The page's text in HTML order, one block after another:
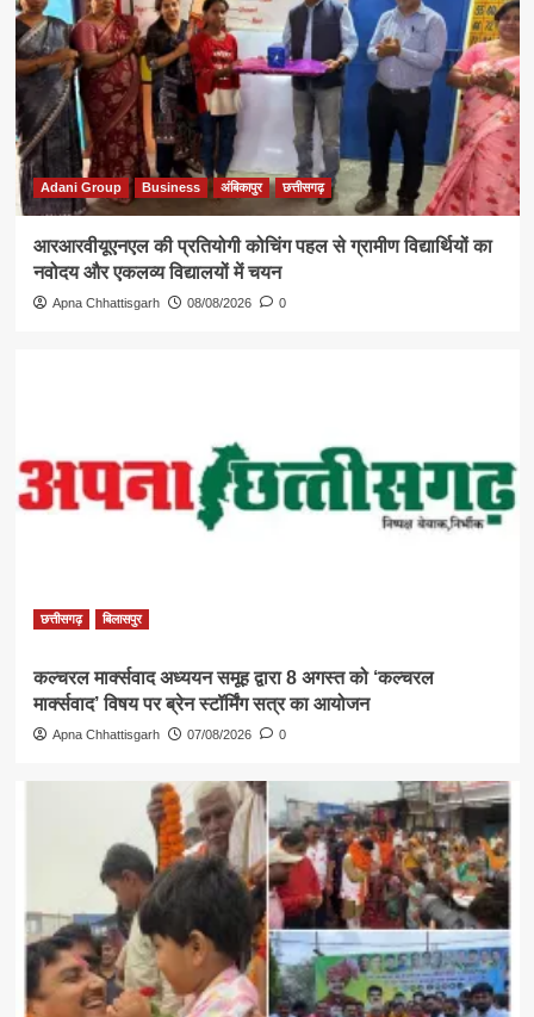
Adani Group Business अंबिकापुर छत्तीसगढ़
आरआरवीयूएनएल की प्रतियोगी कोचिंग पहल से ग्रामीण विद्यार्थियों का
नवोदय और एकलव्य विद्यालयों में चयन
Apna Chhattisgarh 08/08/2026 0
छत्तीसगढ़ बिलासपुर
कल्चरल मार्क्सवाद अध्ययन समूह द्वारा 8 अगस्त को ‘कल्चरल
मार्क्सवाद’ विषय पर ब्रेन स्टॉर्मिंग सत्र का आयोजन
Apna Chhattisgarh 07/08/2026 0